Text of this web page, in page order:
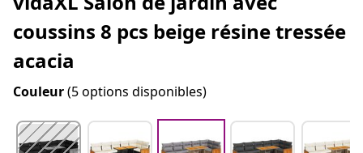
coussins 8 pcs beige résine tressée
acacia
Couleur(5 options disponibles)